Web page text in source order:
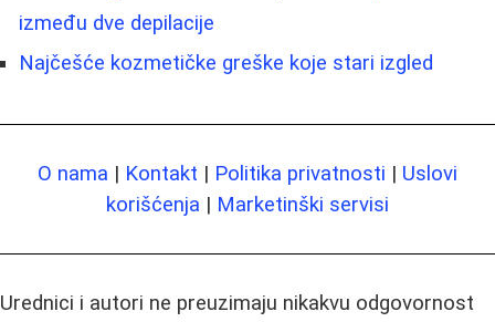
između dve depilacije
Najčešće kozmetičke greške koje stari izgled
O nama | Kontakt | Politika privatnosti | Uslovi
korišćenja | Marketinški servisi
Urednici i autori ne preuzimaju nikakvu odgovornost